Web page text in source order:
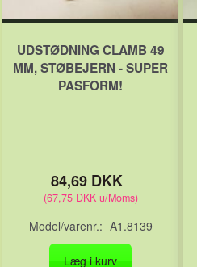
UDSTØDNING CLAMB 49
MM, STØBEJERN - SUPER
PASFORM!
84,69 DKK
(67,75 DKKu/Moms)
Model/varenr.: A1.8139
Læg i kurv